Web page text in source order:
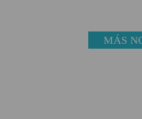
MÁS